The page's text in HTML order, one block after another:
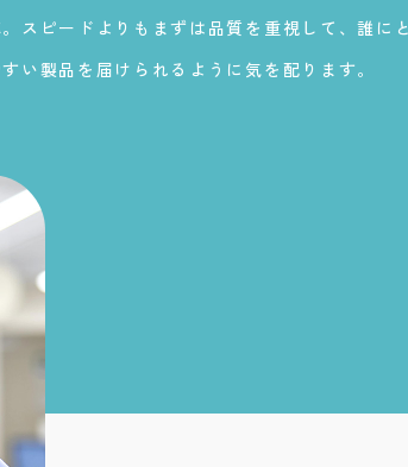
。スピードよりもまずは品質を重視して、誰に
い製品を届けられるように気を配ります。